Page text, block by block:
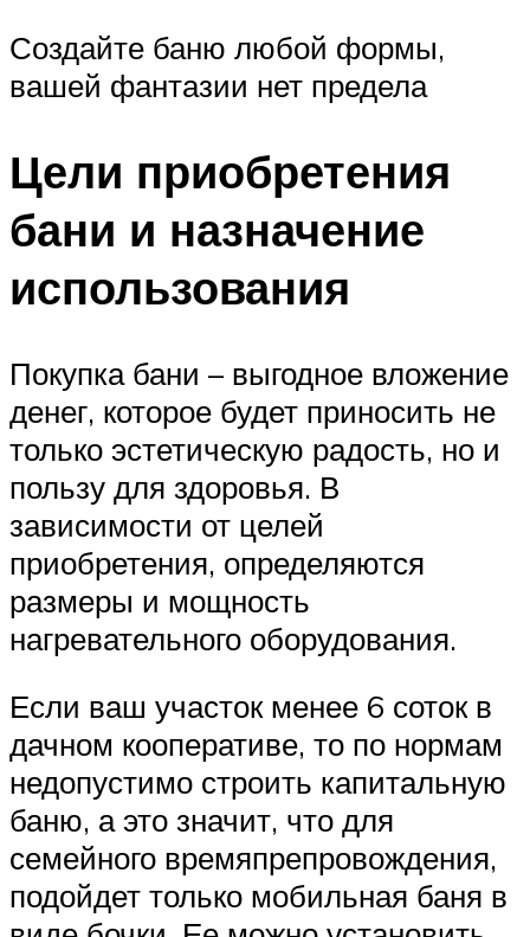
Создайте баню любой формы,
вашей фантазии нет предела
Цели приобретения
бани и назначение
использования
Покупка бани – выгодное вложение
денег, которое будет приносить не
только эстетическую радость, но и
пользу для здоровья. В
зависимости от целей
приобретения, определяются
размеры и мощность
нагревательного оборудования.
Если ваш участок менее 6 соток в
дачном кооперативе, то по нормам
недопустимо строить капитальную
баню, а это значит, что для
семейного времяпрепровождения,
подойдет только мобильная баня в